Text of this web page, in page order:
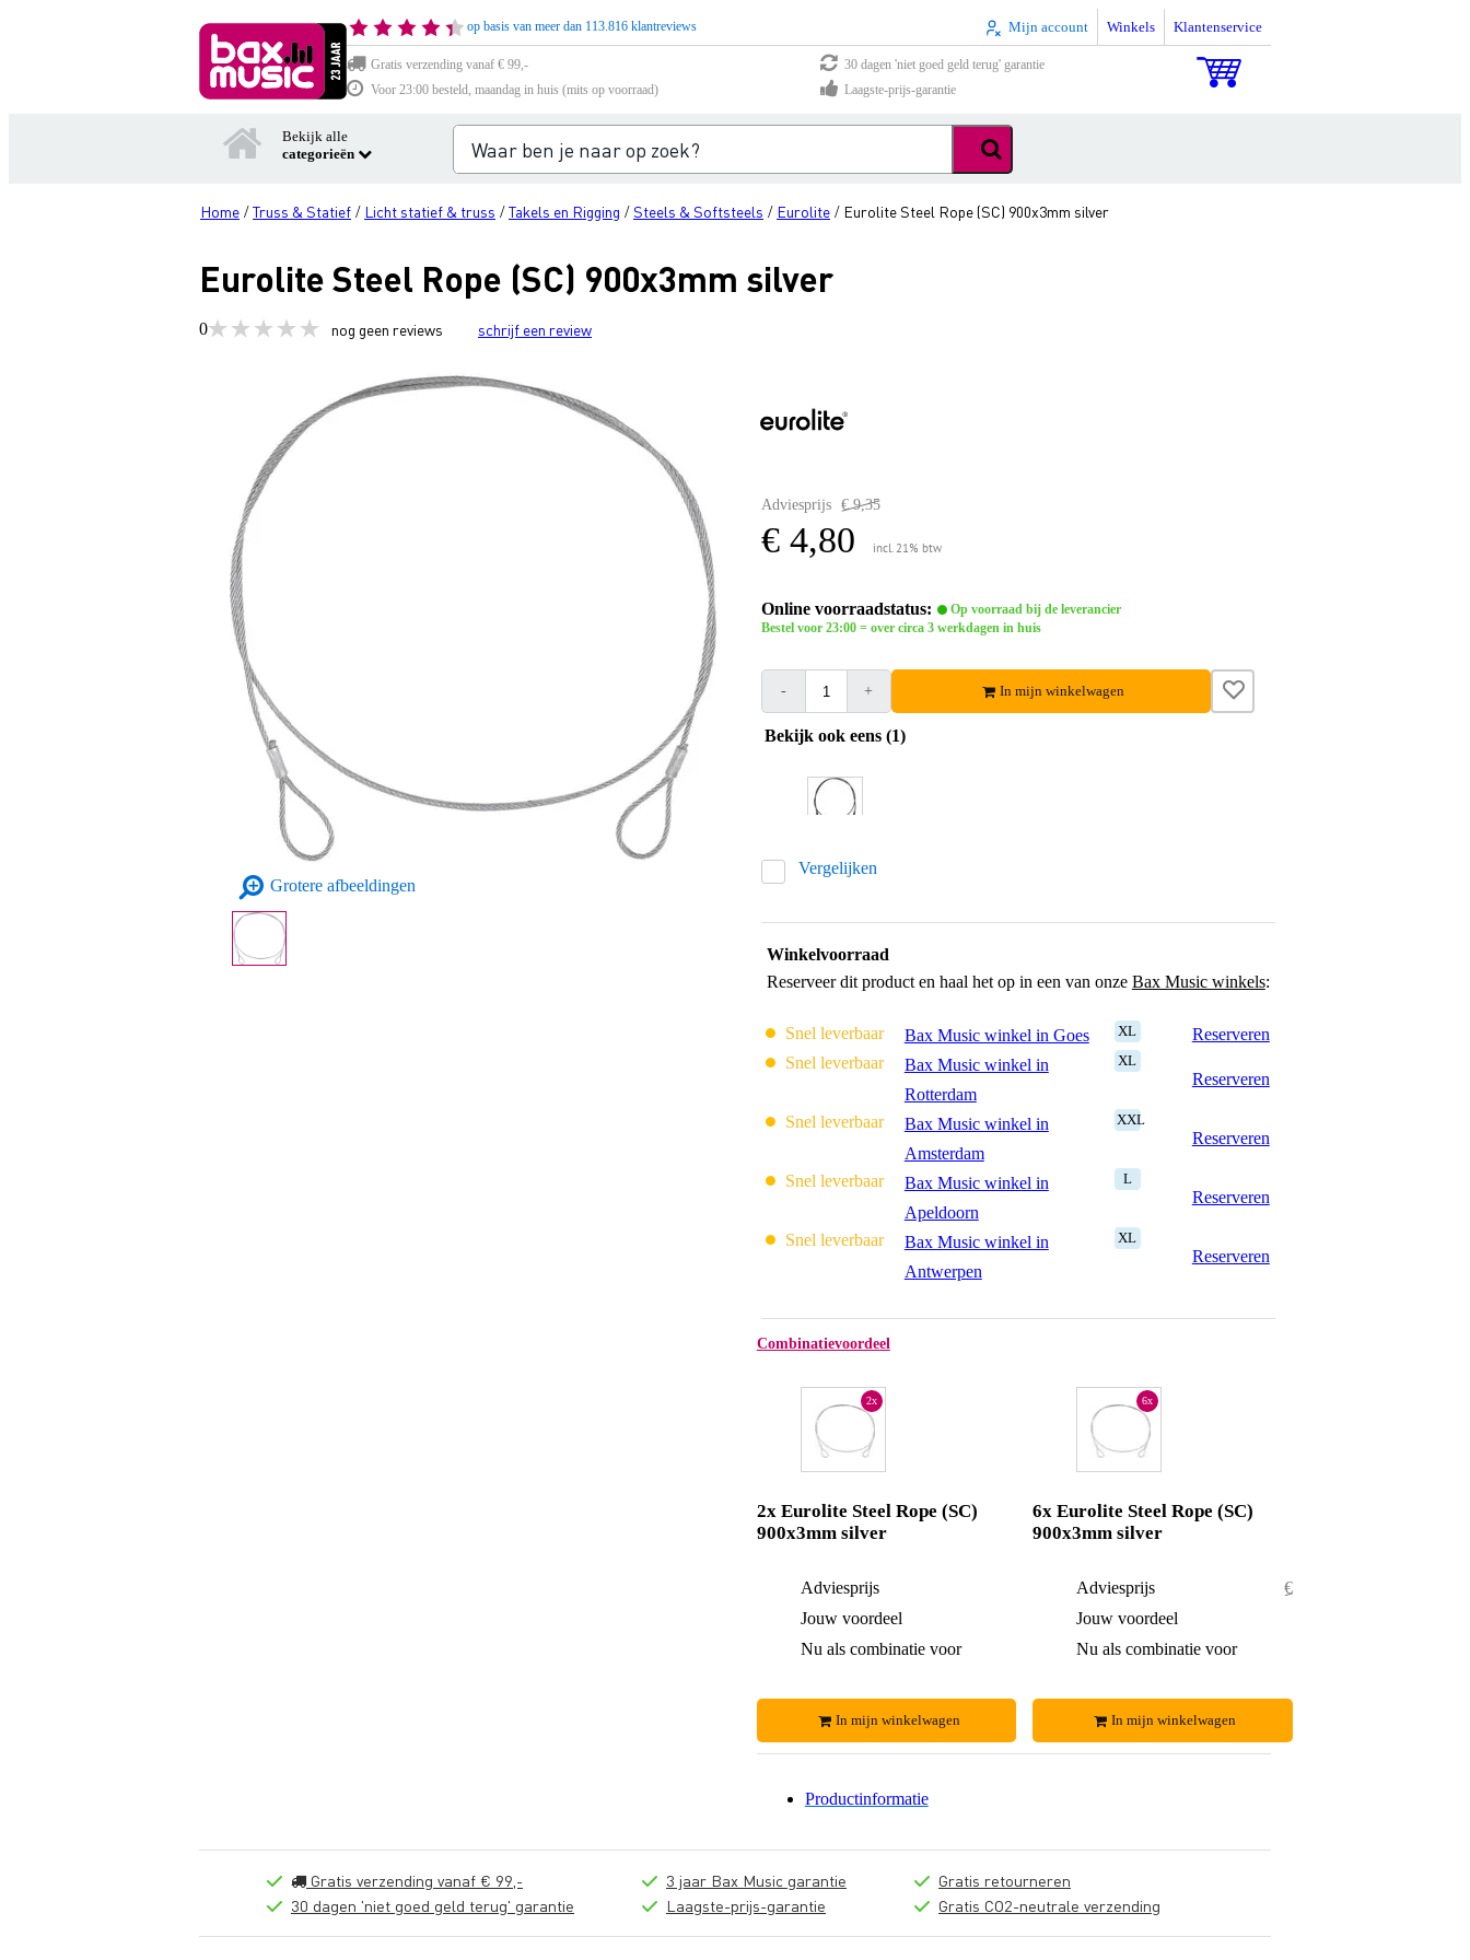
op basis van meer dan 113.816 klantreviews Mijn account Winkels Klantenservice
Gratis verzending vanaf € 99,-
30 dagen 'niet goed geld terug' garantie
Voor 23:00 besteld, maandag in huis (mits op voorraad)
Laagste-prijs-garantie
Bekijk alle
categorieën
Home /Truss & Statief / Licht statief & truss /Takels en Rigging /Steels & Softsteels / Eurolite / Eurolite Steel Rope (SC) 900x3mm silver
Eurolite Steel Rope (SC) 900x3mm silver
0 nog geen reviews schrijf een review
Grotere afbeeldingen
Adviesprijs € 9,35
€ 4,80 incl. 21% btw
Online voorraadstatus:
Op voorraad bij de leverancier
Bestel voor 23:00 = over circa 3 werkdagen in huis
- + In mijn winkelwagen
Bekijk ook eens (1)
Vergelijken
Winkelvoorraad
Reserveer dit product en haal het op in een van onze Bax Music winkels:
Snel leverbaar Bax Music winkel in Goes XL
Reserveren
Snel leverbaar
Bax Music winkel in
Rotterdam
XL
Reserveren
Snel leverbaar
Bax Music winkel in
Amsterdam
XXL
Reserveren
Snel leverbaar
Bax Music winkel in
Apeldoorn
L
Reserveren
Snel leverbaar
Bax Music winkel in
Antwerpen
XL
Reserveren
Combinatievoordeel
2x
2x Eurolite Steel Rope (SC)
900x3mm silver
Adviesprijs
Jouw voordeel
Nu als combinatie voor
In mijn winkelwagen
6x
6x Eurolite Steel Rope (SC)
900x3mm silver
Adviesprijs
€ 28,80
Jouw voordeel
Nu als combinatie voor
In mijn winkelwagen
Productinformatie
Gratis verzending vanaf € 99,-
30 dagen 'niet goed geld terug' garantie
3 jaar Bax Music garantie
Laagste-prijs-garantie
Gratis retourneren
Gratis CO2-neutrale verzending